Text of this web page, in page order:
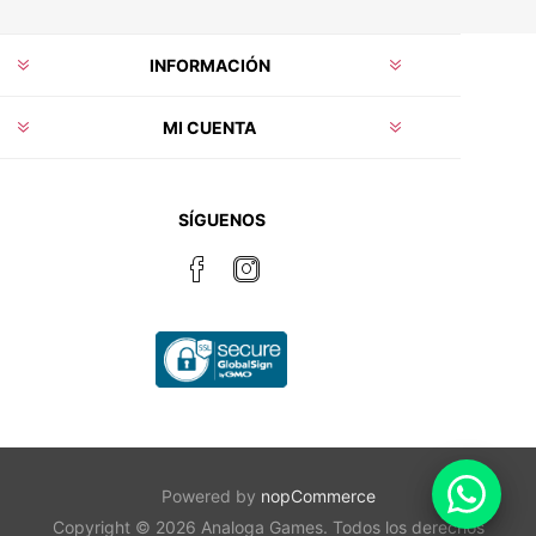
INFORMACIÓN
MI CUENTA
SÍGUENOS
Powered by nopCommerce
Copyright © 2026 Analoga Games. Todos los derechos